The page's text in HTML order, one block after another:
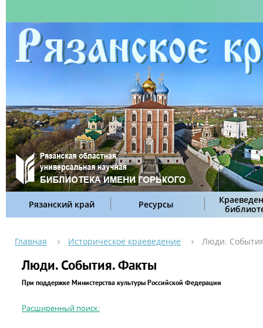
Рязанский край Ресурсы
Главная Историческое краеведение Люди.
Люди. События. Факты
При поддержке Министерства культуры Российской Федерации
Расширенный поиск: